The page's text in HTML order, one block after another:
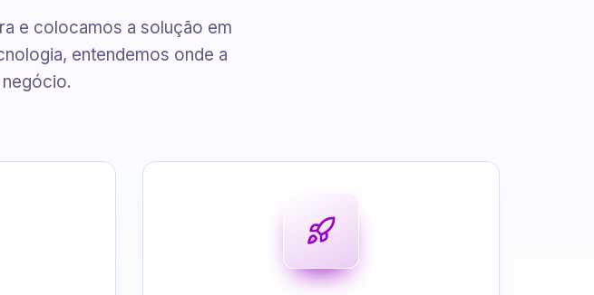
e colocamos a solução em
entendemos onde a